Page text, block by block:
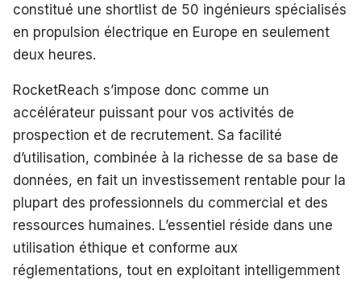
constitué une shortlist de 50 ingénieurs spécialisés
en propulsion électrique en Europe en seulement
deux heures.
RocketReach s’impose donc comme un
accélérateur puissant pour vos activités de
prospection et de recrutement. Sa facilité
d’utilisation, combinée à la richesse de sa base de
données, en fait un investissement rentable pour la
plupart des professionnels du commercial et des
ressources humaines. L’essentiel réside dans une
utilisation éthique et conforme aux
réglementations, tout en exploitant intelligemment